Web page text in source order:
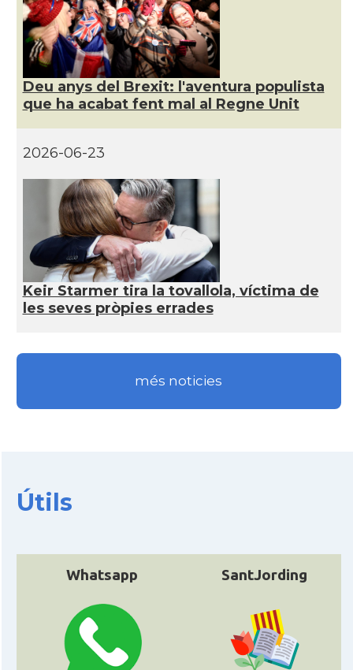
Deu anys del Brexit: l'aventura populista
que ha acabat fent mal al Regne Unit
2026-06-23
Keir Starmer tira la tovallola, víctima de
les seves pròpies errades
més noticies
Útils
Whatsapp SantJording